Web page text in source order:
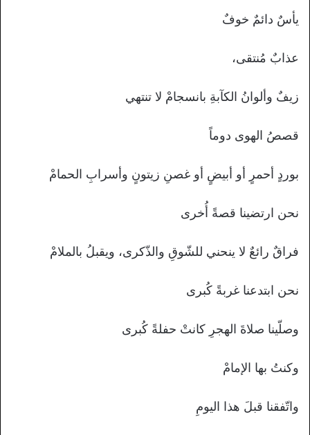
يأسٌ دائمٌ خوفٌ
عذابٌ مُنتقى،
زيفٌ وألوانُ الكآبةِ بانسجامْ لا تنتهي
قصصُ الهوى دوماً
بوردٍ أحمرٍ أو أبيضٍ أو غصنِ زيتونٍ وأسرابِ الحمامْ
نحن ارتضينا قصةً أُخرى
فراقٌ رائعٌ لا ينحني للشّوقِ والذّكرى، ويقبلُ بالملامْ
نحن ابتدعنا غربةً كُبرى
وصلّينا صلاةَ الهجرِ كانتْ حفلةً كُبرى
وكنتُ بها الإمامْ
واتّفقنا قبلَ هذا اليومِ